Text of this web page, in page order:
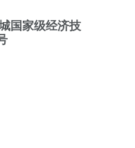
国家级经济技